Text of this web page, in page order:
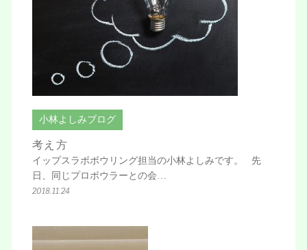
小林よしみブログ
考え方
イップスラボボウリング担当の小林よしみです。 先
日、同じプロボウラーとの会…
2018.11.24